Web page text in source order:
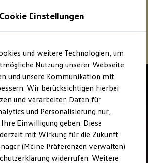
bis zu6.000 € 1
VolkswagenID. oder
laden
Cookie Einstellungen
und weitere Technologien, um
Nutzung unserer Webseite
und unsere Kommunikation mit
Wir berücksichtigen hierbei
und verarbeiten Daten für
und Personalisierung nur,
Einwilligung geben. Diese
mit Wirkung für die Zukunft
(Meine Präferenzen verwalten)
widerrufen. Weitere